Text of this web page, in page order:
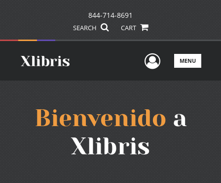
844-714-8691
SEARCH CART
UserMENU
Bienvenido a
Xlibris